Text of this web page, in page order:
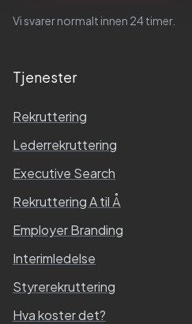
Vi svarer normalt innen 24 timer.
Tjenester
Rekruttering
Lederrekruttering
Executive Search
Rekruttering A til Å
Employer Branding
Interimledelse
Styrerekruttering
Hva koster det?